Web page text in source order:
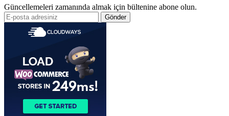
Güncellemeleri zamanında almak için bültenine abone olun.